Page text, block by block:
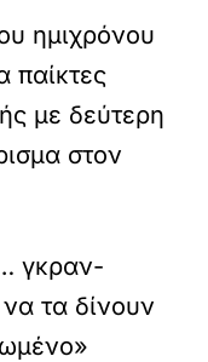
ημιχρόνου
παίκτες
με δεύτερη
στον
γκραν-
τα δίνουν